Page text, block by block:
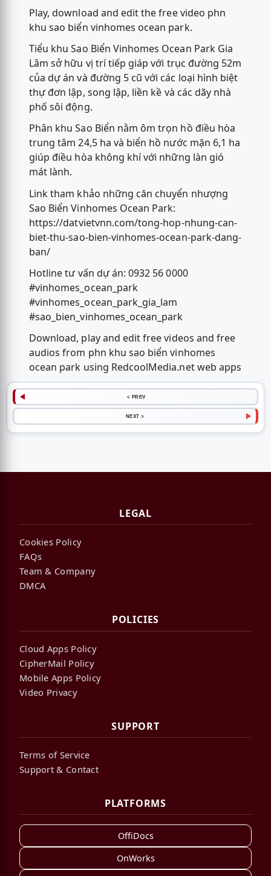
Play, download and edit the free video phn
khu sao biển vinhomes ocean park.
Tiểu khu Sao Biển Vinhomes Ocean Park Gia
Lâm sở hữu vị trí tiếp giáp với trục đường 52m
của dự án và đường 5 cũ với các loại hình biệt
thự đơn lập, song lập, liền kề và các dãy nhà
phố sôi động.
Phân khu Sao Biển nằm ôm trọn hồ điều hòa
trung tâm 24,5 ha và biển hồ nước mặn 6,1 ha
giúp điều hòa không khí với những làn gió
mát lành.
Link tham khảo những căn chuyển nhượng
Sao Biển Vinhomes Ocean Park:
https://datvietvnn.com/tong-hop-nhung-can-
biet-thu-sao-bien-vinhomes-ocean-park-dang-
ban/
Hotline tư vấn dự án: 0932 56 0000
#vinhomes_ocean_park
#vinhomes_ocean_park_gia_lam
#sao_bien_vinhomes_ocean_park
Download, play and edit free videos and free
audios from phn khu sao biển vinhomes
ocean park using RedcoolMedia.net web apps
< PREV
NEXT >
LEGAL
Cookies Policy
FAQs
Team & Company
DMCA
POLICIES
Cloud Apps Policy
CipherMail Policy
Mobile Apps Policy
Video Privacy
SUPPORT
Terms of Service
Support & Contact
PLATFORMS
OffiDocs
OnWorks